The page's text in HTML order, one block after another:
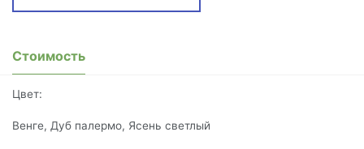
Стоимость
Цвет:
Венге, Дуб палермо, Ясень светлый